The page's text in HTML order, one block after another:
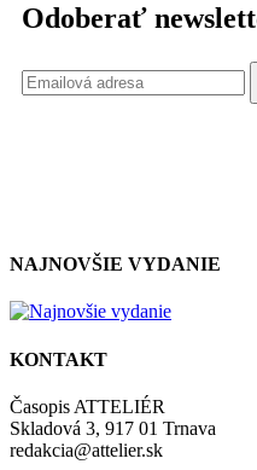
Odoberať
NAJNOVŠIE VYDANIE
KONTAKT
Časopis ATTELIÉR
Skladová 3, 917 01 Trnava
redakcia@attelier.sk